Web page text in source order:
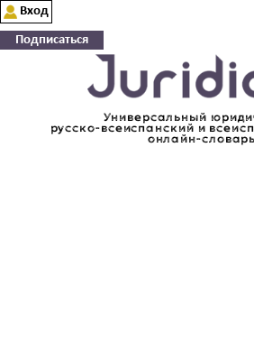
Универсальный
русско-всеиспанский и
онлайн-словарь
Вход
Подписаться